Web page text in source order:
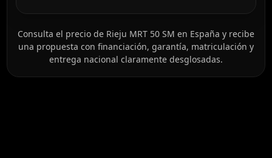
Consulta el precio de Rieju MRT 50 SM en España y recibe
una propuesta con financiación, garantía, matriculación y
entrega nacional claramente desglosadas.